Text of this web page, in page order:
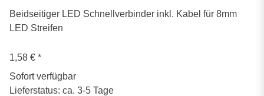
Beidseitiger LED Schnellverbinder inkl. Kabel für 8mm
LED Streifen
1,58 € *
Sofort verfügbar
Lieferstatus: ca. 3-5 Tage